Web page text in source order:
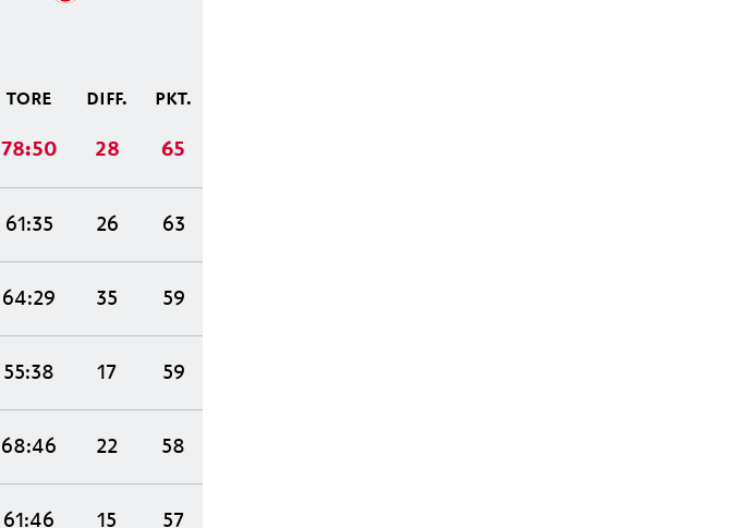
TORE DIFF. PKT.
78:50 28 65
61:35 26 63
64:29 35 59
55:38 17 59
68:46 22 58
61:46 15 57